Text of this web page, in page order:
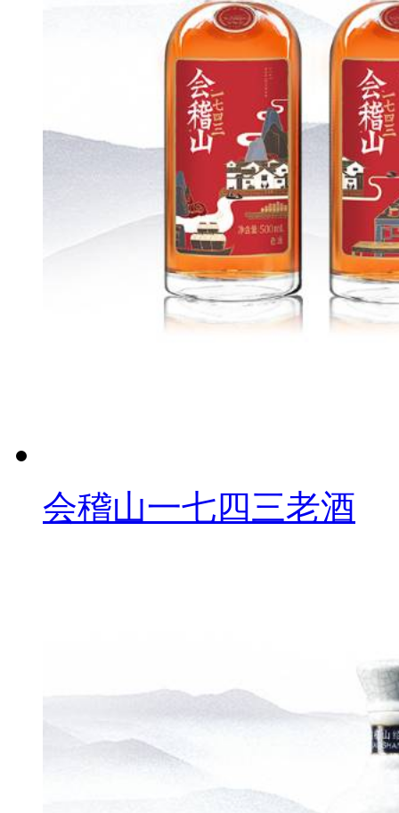
会稽山一七四三老酒